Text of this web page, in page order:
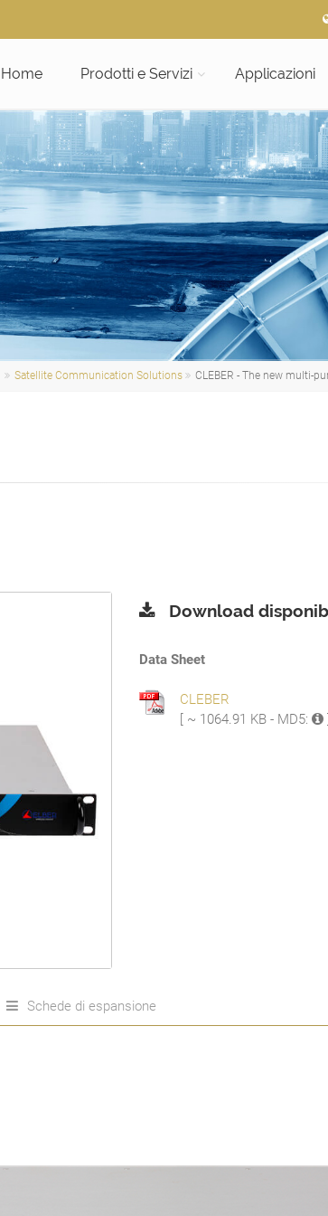
Home Prodotti e Servizi Applicazioni
Satellite Communication Solutions CLEBER - The new multi-
Download
Data Sheet
CLEBER
[ ~ 1064.91 KB - MD5:
Schede di espansione